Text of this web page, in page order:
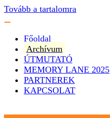
Tovább a tartalomra
Főoldal
Archívum
ÚTMUTATÓ
MEMORY LANE 2025
PARTNEREK
KAPCSOLAT